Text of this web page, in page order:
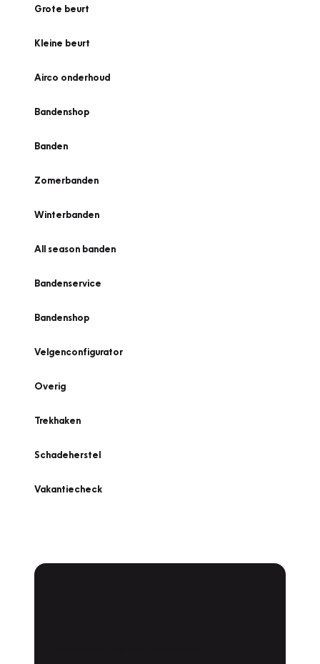
Grote beurt
Kleine beurt
Airco onderhoud
Bandenshop
Banden
Zomerbanden
Winterbanden
All season banden
Bandenservice
Bandenshop
Velgenconfigurator
Overig
Trekhaken
Schadeherstel
Vakantiecheck